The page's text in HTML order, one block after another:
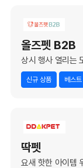
올즈펫 B2B
상시 행사 열리는
신규 상품 베스
딱펫
요새 핫한 아이템